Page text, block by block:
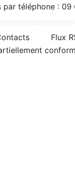
téléphone :
Flux